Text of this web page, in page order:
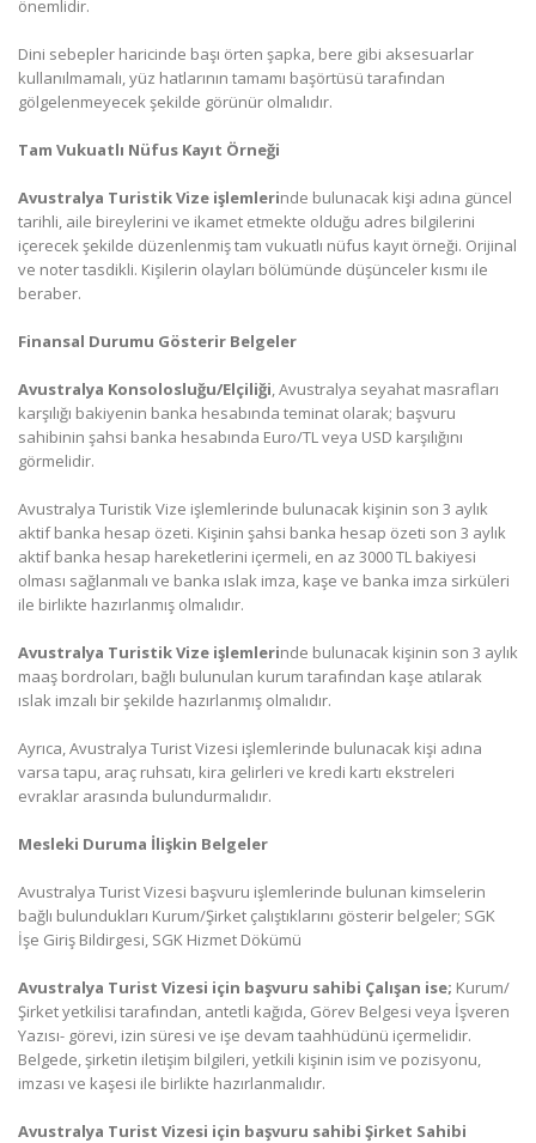
önemlidir.
Dini sebepler haricinde başı örten şapka, bere gibi aksesuarlar
kullanılmamalı, yüz hatlarının tamamı başörtüsü tarafından
gölgelenmeyecek şekilde görünür olmalıdır.
Tam Vukuatlı Nüfus Kayıt Örneği
Avustralya Turistik Vize işlemlerinde bulunacak kişi adına güncel
tarihli, aile bireylerini ve ikamet etmekte olduğu adres bilgilerini
içerecek şekilde düzenlenmiş tam vukuatlı nüfus kayıt örneği. Orijinal
ve noter tasdikli. Kişilerin olayları bölümünde düşünceler kısmı ile
beraber.
Finansal Durumu Gösterir Belgeler
Avustralya Konsolosluğu/Elçiliği, Avustralya seyahat masrafları
karşılığı bakiyenin banka hesabında teminat olarak; başvuru
sahibinin şahsi banka hesabında Euro/TL veya USD karşılığını
görmelidir.
Avustralya Turistik Vize işlemlerinde bulunacak kişinin son 3 aylık
aktif banka hesap özeti. Kişinin şahsi banka hesap özeti son 3 aylık
aktif banka hesap hareketlerini içermeli, en az 3000 TL bakiyesi
olması sağlanmalı ve banka ıslak imza, kaşe ve banka imza sirküleri
ile birlikte hazırlanmış olmalıdır.
Avustralya Turistik Vize işlemlerinde bulunacak kişinin son 3 aylık
maaş bordroları, bağlı bulunulan kurum tarafından kaşe atılarak
ıslak imzalı bir şekilde hazırlanmış olmalıdır.
Ayrıca, Avustralya Turist Vizesi işlemlerinde bulunacak kişi adına
varsa tapu, araç ruhsatı, kira gelirleri ve kredi kartı ekstreleri
evraklar arasında bulundurmalıdır.
Mesleki Duruma İlişkin Belgeler
Avustralya Turist Vizesi başvuru işlemlerinde bulunan kimselerin
bağlı bulundukları Kurum/Şirket çalıştıklarını gösterir belgeler; SGK
İşe Giriş Bildirgesi, SGK Hizmet Dökümü
Avustralya Turist Vizesi için başvuru sahibi Çalışan ise; Kurum/
Şirket yetkilisi tarafından, antetli kağıda, Görev Belgesi veya İşveren
Yazısı- görevi, izin süresi ve işe devam taahhüdünü içermelidir.
Belgede, şirketin iletişim bilgileri, yetkili kişinin isim ve pozisyonu,
imzası ve kaşesi ile birlikte hazırlanmalıdır.
Avustralya Turist Vizesi için başvuru sahibi Şirket Sahibi